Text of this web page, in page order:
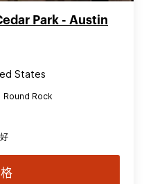
Park - Austin
States
Round Rock